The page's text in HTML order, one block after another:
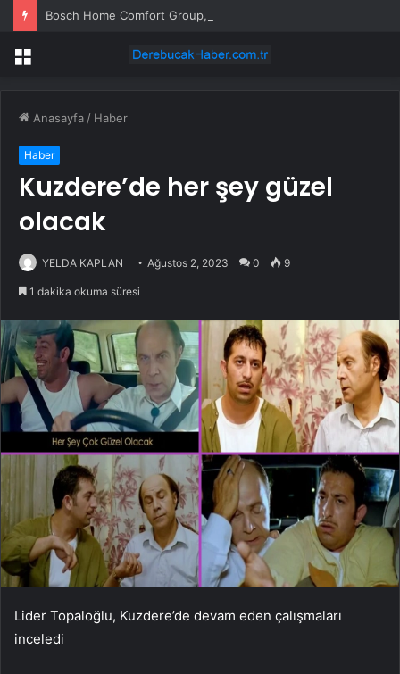
Menü
Anasayfa / Haber
Haber
Kuzdere’de her şey güzel
olacak
YELDA KAPLAN Ağustos 2, 2023 0 9
1 dakika okuma süresi
Lider Topaloğlu, Kuzdere’de devam eden çalışmaları
inceledi